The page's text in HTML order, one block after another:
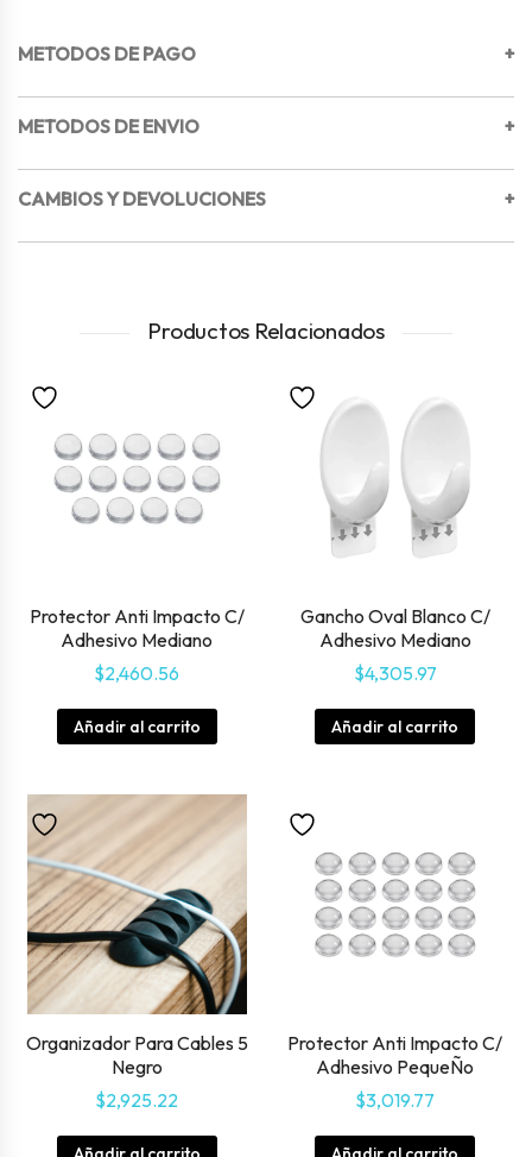
METODOS DE PAGO +
METODOS DE ENVIO +
CAMBIOS Y DEVOLUCIONES +
Productos Relacionados
Protector Anti Impacto C/
Adhesivo Mediano
$2,460.56
Añadir al carrito
Gancho Oval Blanco C/
Adhesivo Mediano
$4,305.97
Añadir al carrito
Organizador Para Cables 5
Negro
$2,925.22
Protector Anti Impacto C/
Adhesivo PequeÑo
$3,019.77